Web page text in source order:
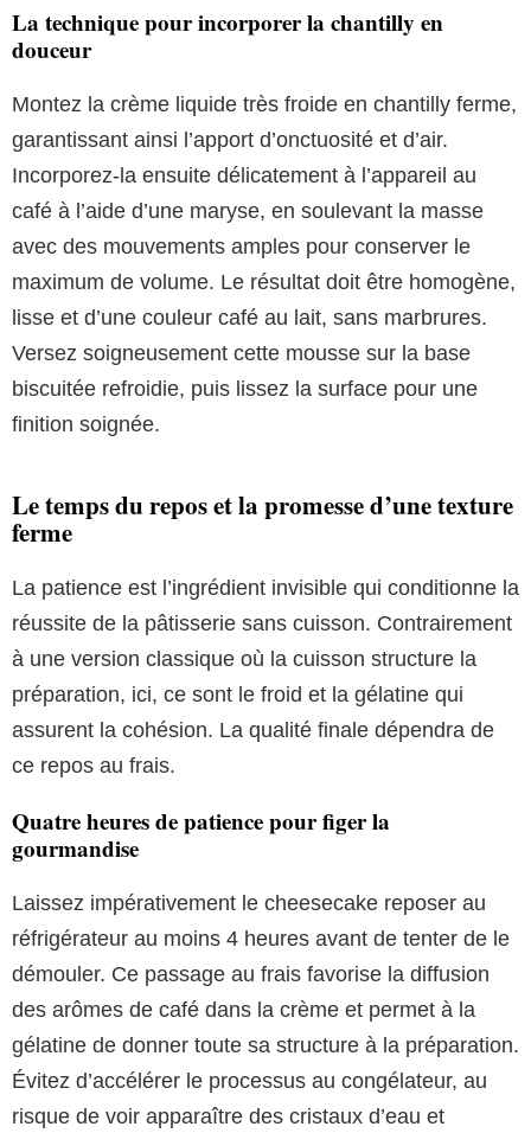
La technique pour incorporer la chantilly en
douceur
Montez la crème liquide très froide en chantilly ferme,
garantissant ainsi l’apport d’onctuosité et d’air.
Incorporez-la ensuite délicatement à l’appareil au
café à l’aide d’une maryse, en soulevant la masse
avec des mouvements amples pour conserver le
maximum de volume. Le résultat doit être homogène,
lisse et d’une couleur café au lait, sans marbrures.
Versez soigneusement cette mousse sur la base
biscuitée refroidie, puis lissez la surface pour une
finition soignée.
Le temps du repos et la promesse d’une texture
ferme
La patience est l’ingrédient invisible qui conditionne la
réussite de la pâtisserie sans cuisson. Contrairement
à une version classique où la cuisson structure la
préparation, ici, ce sont le froid et la gélatine qui
assurent la cohésion. La qualité finale dépendra de
ce repos au frais.
Quatre heures de patience pour figer la
gourmandise
Laissez impérativement le cheesecake reposer au
réfrigérateur au moins 4 heures avant de tenter de le
démouler. Ce passage au frais favorise la diffusion
des arômes de café dans la crème et permet à la
gélatine de donner toute sa structure à la préparation.
Évitez d’accélérer le processus au congélateur, au
risque de voir apparaître des cristaux d’eau et